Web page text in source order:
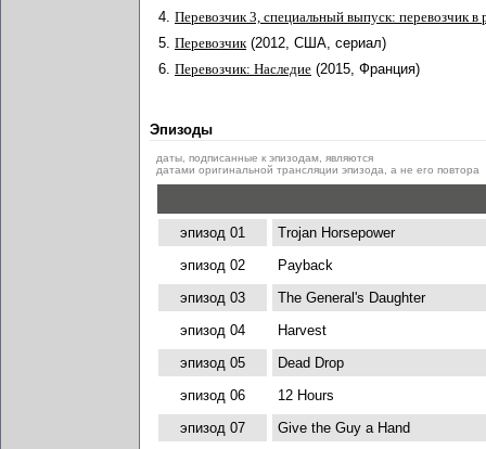
4. Перевозчик 3, специальный выпуск: перевозчик в
5. Перевозчик (2012, США, сериал)
6. Перевозчик: Наследие (2015, Франция)
Эпизоды
даты, подписанные к эпизодам, являются
датами оригинальной трансляции эпизода, а не его повтора
эпизод 01
Trojan Horsepower
эпизод 02
Payback
эпизод 03
The General's Daughter
эпизод 04
Harvest
эпизод 05
Dead Drop
эпизод 06
12 Hours
эпизод 07
Give the Guy a Hand